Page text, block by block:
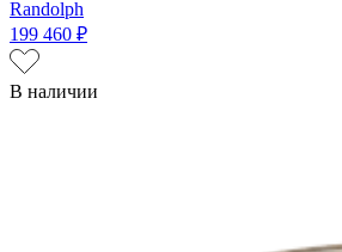
Randolph
199 460 ₽
В наличии